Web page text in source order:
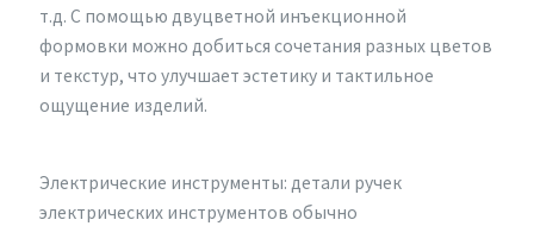
т.д. С помощью двуцветной инъекционной
формовки можно добиться сочетания разных цветов
и текстур, что улучшает эстетику и тактильное
ощущение изделий.
Электрические инструменты: детали ручек
электрических инструментов обычно